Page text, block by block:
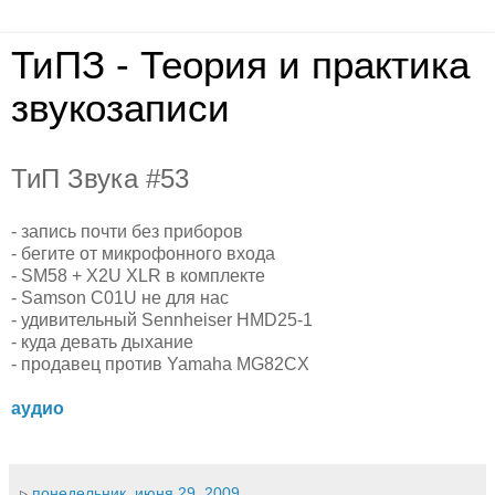
ТиПЗ - Теория и практика
звукозаписи
ТиП Звука #53
- запись почти без приборов
- бегите от микрофонного входа
- SM58 + X2U XLR в комплекте
- Samson C01U не для нас
- удивительный Sennheiser HMD25-1
- куда девать дыхание
- продавец против Yamaha MG82CX
аудио